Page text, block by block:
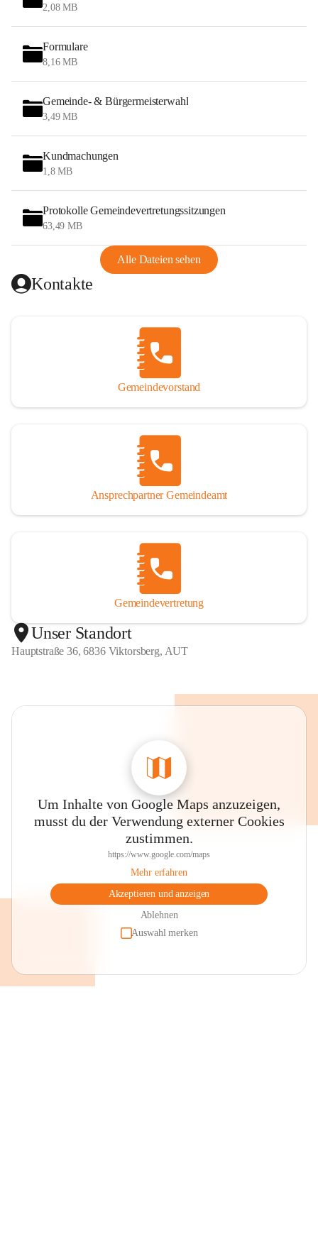
2,08 MB
Formulare
8,16 MB
Gemeinde- & Bürgermeisterwahl
3,49 MB
Kundmachungen
1,8 MB
Protokolle Gemeindevertretungssitzungen
63,49 MB
Alle Dateien sehen
Kontakte
Gemeindevorstand
Ansprechpartner Gemeindeamt
Gemeindevertretung
Unser Standort
Hauptstraße 36, 6836 Viktorsberg, AUT
Um Inhalte von Google Maps anzuzeigen,
musst du der Verwendung externer Cookies
zustimmen.
https://www.google.com/maps
Mehr erfahren
Akzeptieren und anzeigen
Ablehnen
Auswahl merken